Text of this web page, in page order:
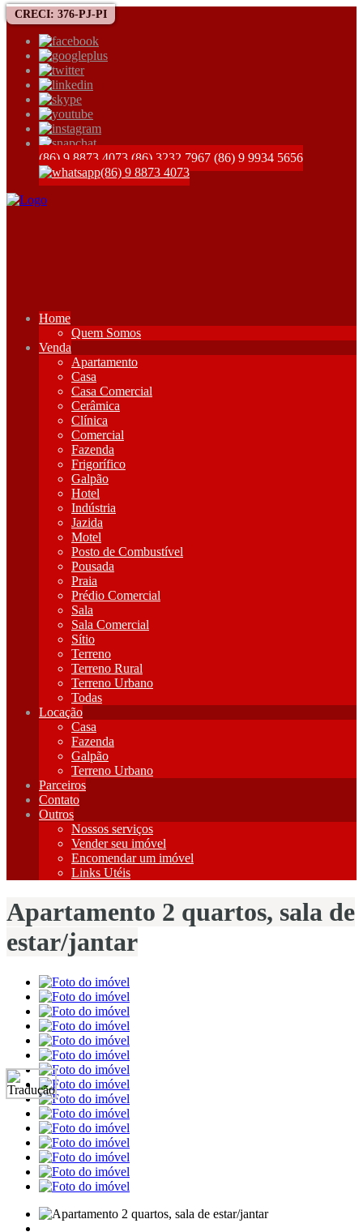
CRECI: 376-PJ-PI
(86) 9 8873 4073 (86) 3232 7967 (86) 9 9934 5656
(86) 9 8873 4073
Home
Quem Somos
Venda
Apartamento
Casa
Casa Comercial
Cerâmica
Clínica
Comercial
Fazenda
Frigorífico
Galpão
Hotel
Indústria
Jazida
Motel
Posto de Combustível
Pousada
Praia
Prédio Comercial
Sala
Sala Comercial
Sítio
Terreno
Terreno Rural
Terreno Urbano
Todas
Locação
Casa
Fazenda
Galpão
Terreno Urbano
Parceiros
Contato
Outros
Nossos serviços
Vender seu imóvel
Encomendar um imóvel
Links Utéis
Apartamento 2 quartos, sala de
estar/jantar